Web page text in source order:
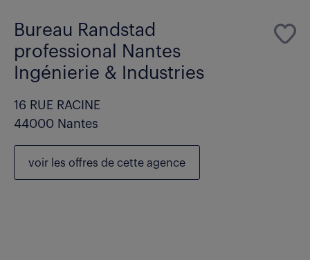
Bureau Randstad
professional Nantes
Ingénierie & Industries
16 RUE RACINE
44000 Nantes
voir les offres de cette agence